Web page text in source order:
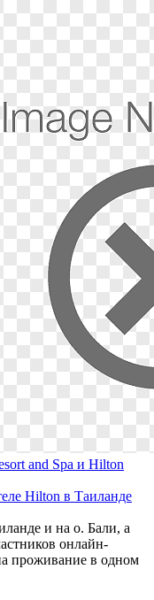
and Spa и Hilton
Hilton в Таиланде
и на о. Бали, а
онлайн-
проживание в одном